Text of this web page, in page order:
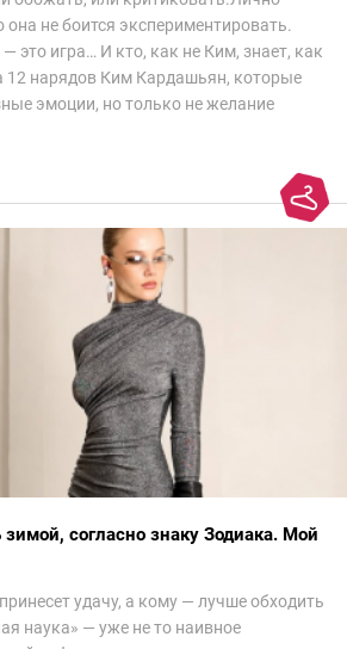
она не боится экспериментировать.
это игра… И кто, как не Ким, знает, как
12 нарядов Ким Кардашьян, которые
эмоции, но только не желание
согласно знаку Зодиака. Мой
удачу, а кому — лучше обходить
наука» — уже не то наивное